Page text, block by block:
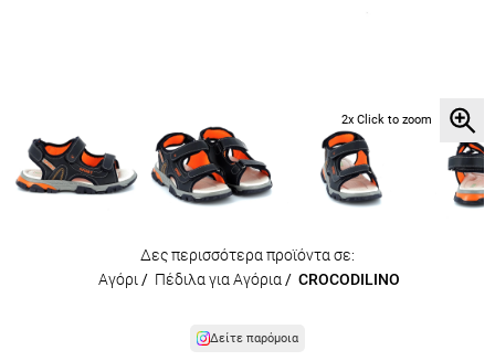
2x Click to zoom
Δες περισσότερα προϊόντα σε:
Αγόρι / Πέδιλα για Αγόρια / CROCODILINO
Δείτε παρόμοια